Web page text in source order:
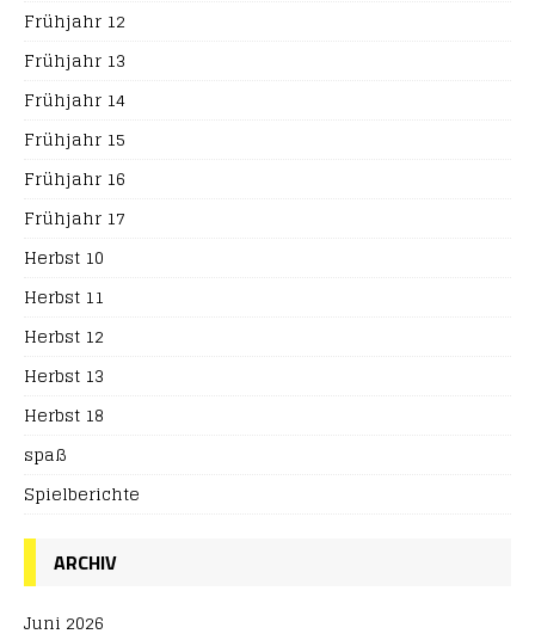
Frühjahr 12
Frühjahr 13
Frühjahr 14
Frühjahr 15
Frühjahr 16
Frühjahr 17
Herbst 10
Herbst 11
Herbst 12
Herbst 13
Herbst 18
spaß
Spielberichte
ARCHIV
Juni 2026